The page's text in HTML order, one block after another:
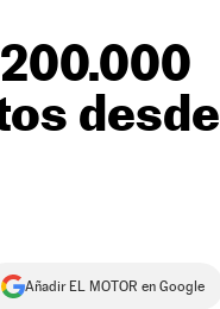
desde
Añadir EL MOTOR en Google